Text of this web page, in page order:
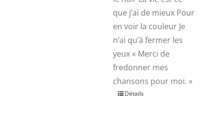
que j’ai de mieux Pour
en voir la couleur Je
n’ai qu’à fermer les
yeux « Merci de
fredonner mes
chansons pour moi. »
CeDétails